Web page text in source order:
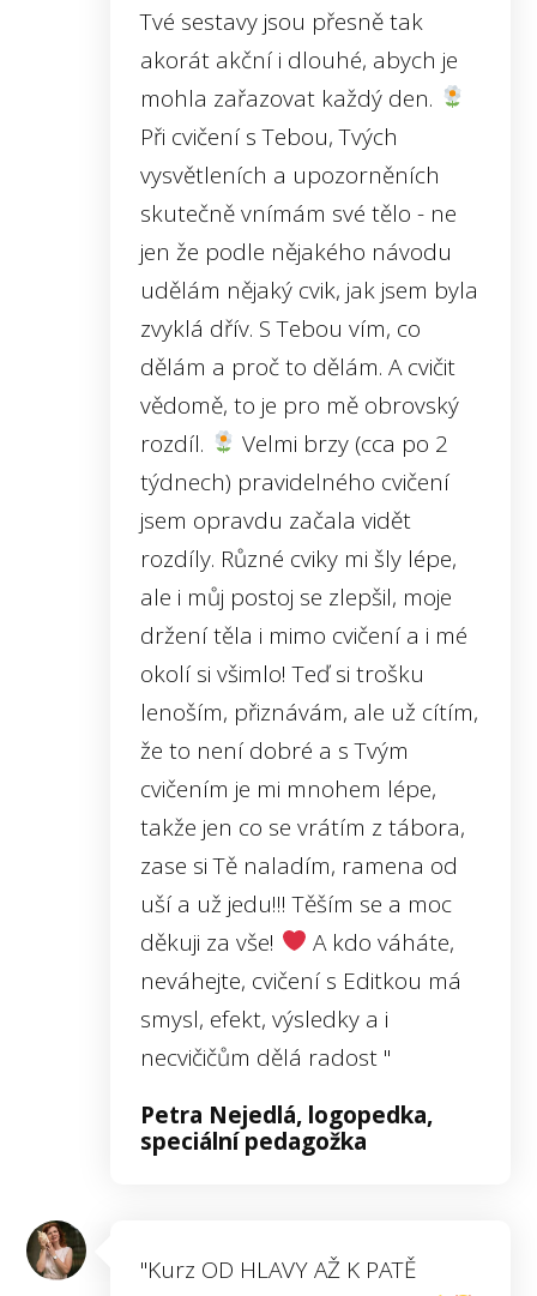
Tvé sestavy jsou přesně tak
akorát akční i dlouhé, abych je
mohla zařazovat každý den.
Při cvičení s Tebou, Tvých
vysvětleních a upozorněních
skutečně vnímám své tělo - ne
jen že podle nějakého návodu
udělám nějaký cvik, jak jsem byla
zvyklá dřív. S Tebou vím, co
dělám a proč to dělám. A cvičit
vědomě, to je pro mě obrovský
rozdíl.
Velmi brzy (cca po 2
týdnech) pravidelného cvičení
jsem opravdu začala vidět
rozdíly. Různé cviky mi šly lépe,
ale i můj postoj se zlepšil, moje
držení těla i mimo cvičení a i mé
okolí si všimlo! Teď si trošku
lenoším, přiznávám, ale už cítím,
že to není dobré a s Tvým
cvičením je mi mnohem lépe,
takže jen co se vrátím z tábora,
zase si Tě naladím, ramena od
uší a už jedu!!! Těším se a moc
děkuji za vše!
A kdo váháte,
neváhejte, cvičení s Editkou má
smysl, efekt, výsledky a i
necvičičům dělá radost "
Petra Nejedlá, logopedka,
speciální pedagožka
"Kurz OD HLAVY AŽ K PATĚ